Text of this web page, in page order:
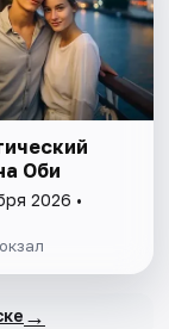
Оби
2026 •
→